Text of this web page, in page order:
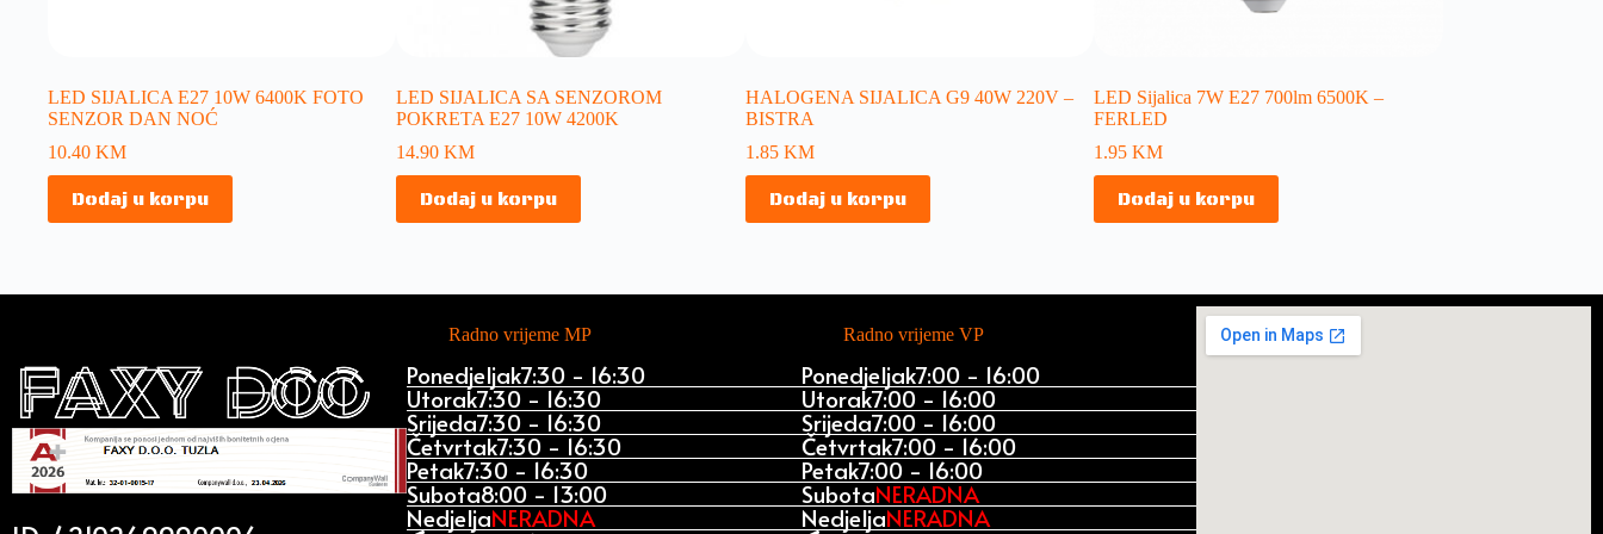
LED SIJALICA E27 10W 6400K FOTO
SENZOR DAN NOĆ
10.40 KM
Dodaj u korpu
LED SIJALICA SA SENZOROM
POKRETA E27 10W 4200K
14.90KM
Dodaj u korpu
HALOGENA SIJALICA G9 40W 220V –
BISTRA
1.85 KM
Dodaj u korpu
LED Sijalica 7W E27 700lm 6500K –
FERLED
1.95KM
Dodaj u korpu
Radno vrijeme MP
Ponedjeljak7:30 - 16:30
Utorak7:30 - 16:30
Srijeda7:30 - 16:30
Četvrtak7:30 - 16:30
Petak7:30 - 16:30
Subota8:00 - 13:00
NedjeljaNERADNA
Radno vrijeme VP
Ponedjeljak7:00 - 16:00
Utorak7:00 - 16:00
Srijeda7:00 - 16:00
Četvrtak7:00 - 16:00
Petak7:00 - 16:00
SubotaNERADNA
NedjeljaNERADNA